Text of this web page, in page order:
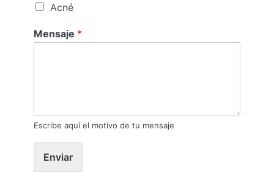
Acné
Mensaje *
Escribe aquí el motivo de tu mensaje
Enviar